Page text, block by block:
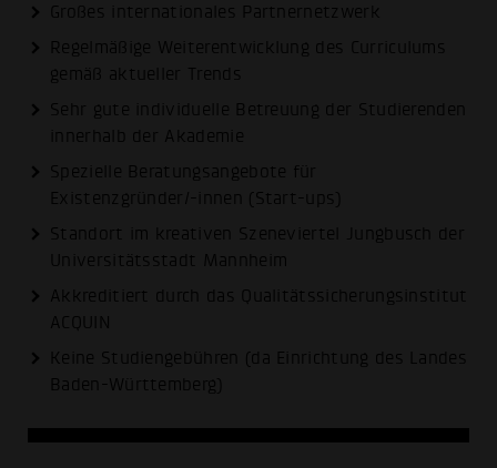
Großes internationales Partnernetzwerk
Regelmäßige Weiterentwicklung des Curriculums
gemäß aktueller Trends
Sehr gute individuelle Betreuung der Studierenden
innerhalb der Akademie
Spezielle Beratungsangebote für
Existenzgründer/-innen (Start-ups)
Standort im kreativen Szeneviertel Jungbusch der
Universitätsstadt Mannheim
Akkreditiert durch das Qualitätssicherungsinstitut
ACQUIN
Keine Studiengebühren (da Einrichtung des Landes
Baden-Württemberg)